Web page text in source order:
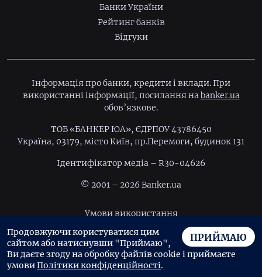
Банки України
Рейтинг банків
Відгуки
Інформація про банки, кредити і вклади. При
використанні інформації, посилання наbanker.ua
обов’язкове.
ТОВ «БАНКЕР ЮА», ЄДРПОУ 43786450
Україна, 03179, місто Київ, пр.Перемоги, будинок 131
Ідентифiкатор медiа – R30-04626
© 2001 – 2026 Banker.ua
Умови використання
Політика конфіденційності
Угода користувача
ПРИЙМАЮ
Продовжуючи користуватися цим
сайтом або натиснувши "Приймаю",
Ви даєте згоду на обробку файлів cookie і приймаєте
умовиПолітики конфіденційності.